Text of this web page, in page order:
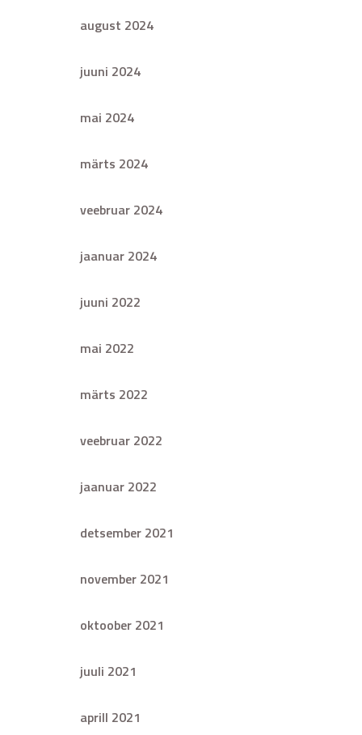
august 2024
juuni 2024
mai 2024
märts 2024
veebruar 2024
jaanuar 2024
juuni 2022
mai 2022
märts 2022
veebruar 2022
jaanuar 2022
detsember 2021
november 2021
oktoober 2021
juuli 2021
aprill 2021